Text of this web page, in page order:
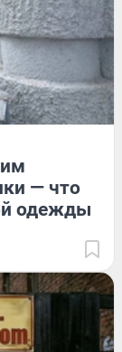
— что
одежды